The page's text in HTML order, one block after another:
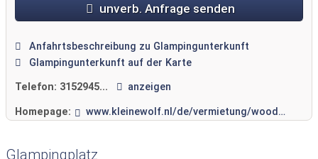
unverb. Anfrage senden
Anfahrtsbeschreibung zu Glampingunterkunft
Glampingunterkunft auf der Karte
Telefon: 3152945... anzeigen
Homepage: www.kleinewolf.nl/de/vermietung/woodys
Glampingplatz